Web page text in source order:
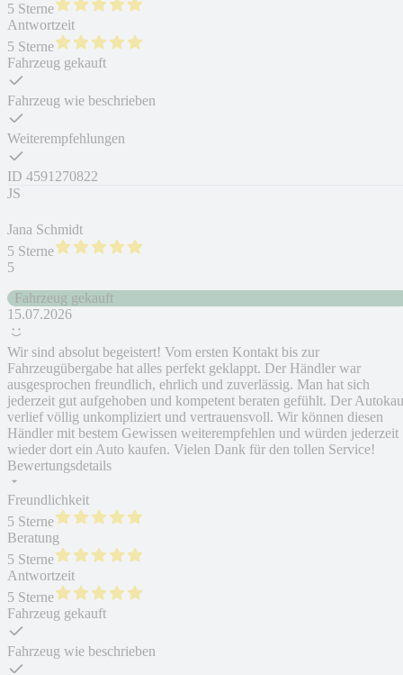
5 Sterne
Antwortzeit
5 Sterne
Fahrzeug gekauft
Fahrzeug wie beschrieben
Weiterempfehlungen
ID 4591270822
JS
Jana Schmidt
5 Sterne
5
Fahrzeug gekauft
15.07.2026
Wir sind absolut begeistert! Vom ersten Kontakt bis zur
Fahrzeugübergabe hat alles perfekt geklappt. Der Händler war
ausgesprochen freundlich, ehrlich und zuverlässig. Man hat sich
jederzeit gut aufgehoben und kompetent beraten gefühlt. Der
verlief völlig unkompliziert und vertrauensvoll. Wir können diesen
Händler mit bestem Gewissen weiterempfehlen und würden jederzeit
wieder dort ein Auto kaufen. Vielen Dank für den tollen Service!
Bewertungsdetails
Freundlichkeit
5 Sterne
Beratung
5 Sterne
Antwortzeit
5 Sterne
Fahrzeug gekauft
Fahrzeug wie beschrieben